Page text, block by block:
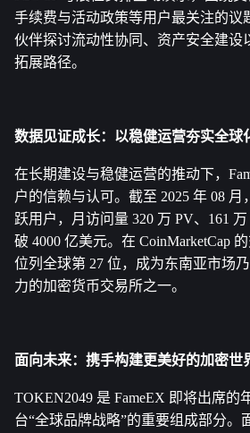
手续费与活动政策等用户最关注的议
伙伴探讨流动性协同、资产安全建设
拓展路径。
数据见证成长：以稳健运营夯实全球
在长期建设与稳健运营的推动下，
户的信赖与认可。截至 2025 年 08 月
跃用户，月访问量 320 万 PV、161
破 4000 亿美元。在 CoinMarketCap
位列全球第 27 位，成为东南亚市场
力的加密货币交易所之一。
面向未来：携手构建更美好的加密世
TOKEN2049 是 FameEX 即将出席的
台“全球品牌战略”的重要组成部分。